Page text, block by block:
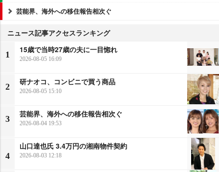
芸能界、海外への移住報告相次ぐ
ニュース記事アクセスランキング
1
15歳で当時27歳の夫に一目惚れ
2026-08-05 16:09
2
研ナオコ、コンビニで買う商品
2026-08-05 15:10
3
芸能界、海外への移住報告相次ぐ
2026-08-04 19:53
4
山口達也氏 3.4万円の湘南物件契約
2026-08-03 12:18